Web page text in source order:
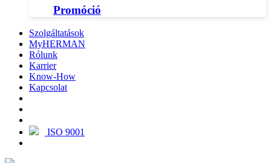
Promóció
Szolgáltatások
MyHERMAN
Rólunk
Karrier
Know-How
Kapcsolat
ISO 9001